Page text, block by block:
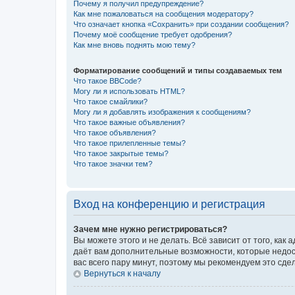
Почему я получил предупреждение?
Как мне пожаловаться на сообщения модератору?
Что означает кнопка «Сохранить» при создании сообщения?
Почему моё сообщение требует одобрения?
Как мне вновь поднять мою тему?
Форматирование сообщений и типы создаваемых тем
Что такое BBCode?
Могу ли я использовать HTML?
Что такое смайлики?
Могу ли я добавлять изображения к сообщениям?
Что такое важные объявления?
Что такое объявления?
Что такое прилепленные темы?
Что такое закрытые темы?
Что такое значки тем?
Вход на конференцию и регистрация
Зачем мне нужно регистрироваться?
Вы можете этого и не делать. Всё зависит от того,
даёт вам дополнительные возможности, которые
вас всего пару минут, поэтому мы рекомендуем это
Вернуться к началу